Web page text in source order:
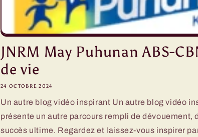
JNRM May Puhunan ABS-
de vie
24 OCTOBRE 2024
Un autre blog vidéo inspirant Un autre blog vidéo
présente un autre parcours rempli de dévouement,
succès ultime. Regardez et laissez-vous inspirer